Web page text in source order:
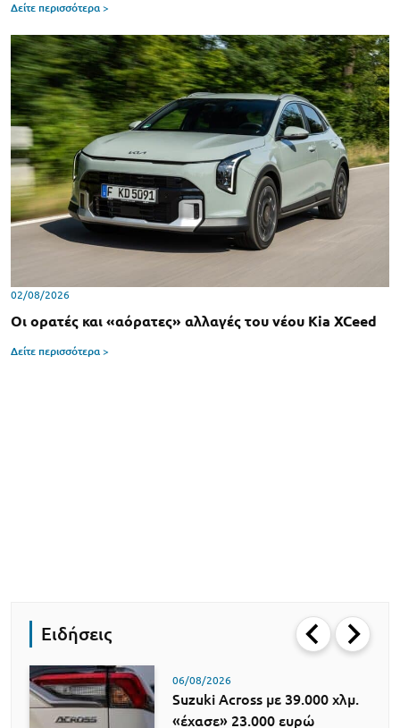
Δείτε περισσότερα >
02/08/2026
Οι ορατές και «αόρατες» αλλαγές του νέου Kia XCeed
Δείτε περισσότερα >
Ειδήσεις
06/08/2026
Suzuki Across με 39.000 χλμ.
«έχασε» 23.000 ευρώ